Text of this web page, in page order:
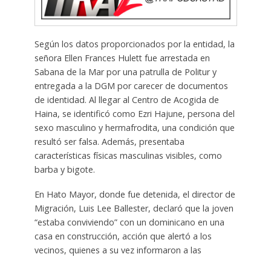
Según los datos proporcionados por la entidad, la
señora Ellen Frances Hulett fue arrestada en
Sabana de la Mar por una patrulla de Politur y
entregada a la DGM por carecer de documentos
de identidad. Al llegar al Centro de Acogida de
Haina, se identificó como Ezri Hajune, persona del
sexo masculino y hermafrodita, una condición que
resultó ser falsa. Además, presentaba
características físicas masculinas visibles, como
barba y bigote.
En Hato Mayor, donde fue detenida, el director de
Migración, Luis Lee Ballester, declaró que la joven
“estaba conviviendo” con un dominicano en una
casa en construcción, acción que alertó a los
vecinos, quienes a su vez informaron a las